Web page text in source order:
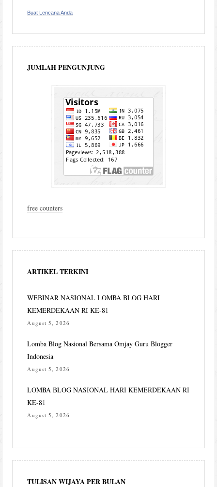
Buat Lencana Anda
JUMLAH PENGUNJUNG
free counters
ARTIKEL TERKINI
WEBINAR NASIONAL LOMBA BLOG HARI
KEMERDEKAAN RI KE-81
August 5, 2026
Lomba Blog Nasional Bersama Omjay Guru Blogger
Indonesia
August 5, 2026
LOMBA BLOG NASIONAL HARI KEMERDEKAAN RI
KE-81
August 5, 2026
TULISAN WIJAYA PER BULAN